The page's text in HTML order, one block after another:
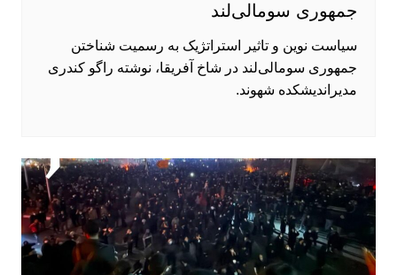
جمهوری سومالی‌لند
سیاست نوین و تاثیر استراتژیک به‌ رسمیت‌ شناختن
جمهوری سومالی‌لند در شاخ آفریقا، نوشته راگو کندری
مدیراندیشکده شهوند.